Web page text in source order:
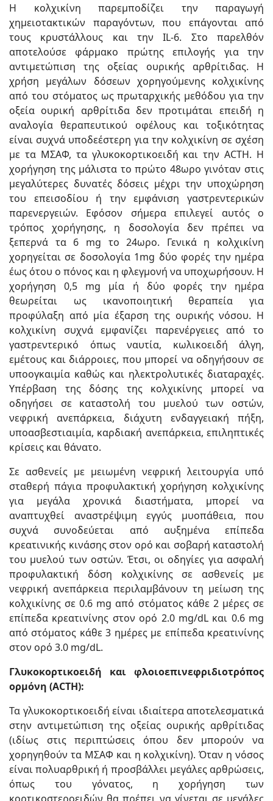
Η κολχικίνη παρεμποδίζει την παραγωγή
χημειοτακτικών παραγόντων, που επάγονται από
τους κρυστάλλους και την IL-6. Στο παρελθόν
αποτελούσε φάρμακο πρώτης επιλογής για την
αντιμετώπιση της οξείας ουρικής αρθρίτιδας. Η
χρήση μεγάλων δόσεων χορηγούμενης κολχικίνης
από του στόματος ως πρωταρχικής μεθόδου για την
οξεία ουρική αρθρίτιδα δεν προτιμάται επειδή η
αναλογία θεραπευτικού οφέλους και τοξικότητας
είναι συχνά υποδεέστερη για την κολχικίνη σε σχέση
με τα ΜΣΑΦ, τα γλυκοκορτικοειδή και την ACTH. Η
χορήγηση της μάλιστα το πρώτο 48ωρο γινόταν στις
μεγαλύτερες δυνατές δόσεις μέχρι την υποχώρηση
του επεισοδίου ή την εμφάνιση γαστρεντερικών
παρενεργειών. Εφόσον σήμερα επιλεγεί αυτός ο
τρόπος χορήγησης, η δοσολογία δεν πρέπει να
ξεπερνά τα 6 mg το 24ωρο. Γενικά η κολχικίνη
χορηγείται σε δοσολογία 1mg δύο φορές την ημέρα
έως ότου ο πόνος και η φλεγμονή να υποχωρήσουν. Η
χορήγηση 0,5 mg μία ή δύο φορές την ημέρα
θεωρείται ως ικανοποιητική θεραπεία για
προφύλαξη από μία έξαρση της ουρικής νόσου. Η
κολχικίνη συχνά εμφανίζει παρενέργειες από το
γαστρεντερικό όπως ναυτία, κωλικοειδή άλγη,
εμέτους και διάρροιες, που μπορεί να οδηγήσουν σε
υποογκαιμία καθώς και ηλεκτρολυτικές διαταραχές.
Υπέρβαση της δόσης της κολχικίνης μπορεί να
οδηγήσει σε καταστολή του μυελού των οστών,
νεφρική ανεπάρκεια, διάχυτη ενδαγγειακή πήξη,
υποασβεστιαιμία, καρδιακή ανεπάρκεια, επιληπτικές
κρίσεις και θάνατο.
Σε ασθενείς με μειωμένη νεφρική λειτουργία υπό
σταθερή πάγια προφυλακτική χορήγηση κολχικίνης
για μεγάλα χρονικά διαστήματα, μπορεί να
αναπτυχθεί αναστρέψιμη εγγύς μυοπάθεια, που
συχνά συνοδεύεται από αυξημένα επίπεδα
κρεατινικής κινάσης στον ορό και σοβαρή καταστολή
του μυελού των οστών. Έτσι, οι οδηγίες για ασφαλή
προφυλακτική δόση κολχικίνης σε ασθενείς με
νεφρική ανεπάρκεια περιλαμβάνουν τη μείωση της
κολχικίνης σε 0.6 mg από στόματος κάθε 2 μέρες σε
επίπεδα κρεατινίνης στον ορό 2.0 mg/dL και 0.6 mg
από στόματος κάθε 3 ημέρες με επίπεδα κρεατινίνης
στον ορό 3.0 mg/dL.
Γλυκοκορτικοειδή και φλοιοεπινεφριδιοτρόπος
ορμόνη (ACTH):
Τα γλυκοκορτικοειδή είναι ιδιαίτερα αποτελεσματικά
στην αντιμετώπιση της οξείας ουρικής αρθρίτιδας
(ιδίως στις περιπτώσεις όπου δεν μπορούν να
χορηγηθούν τα ΜΣΑΦ και η κολχικίνη). Όταν η νόσος
είναι πολυαρθρική ή προσβάλλει μεγάλες αρθρώσεις,
όπως του γόνατος, η χορήγηση των